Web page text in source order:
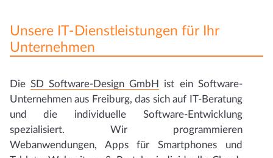
Unsere IT-Dienstleistungen für Ihr
Unternehmen
Die SD Software-Design GmbH
ist ein Software-
Unternehmen aus Freiburg, das sich auf IT-Beratung
und die individuelle Software-Entwicklung
spezialisiert. Wir programmieren
Webanwendungen, Apps für Smartphones und